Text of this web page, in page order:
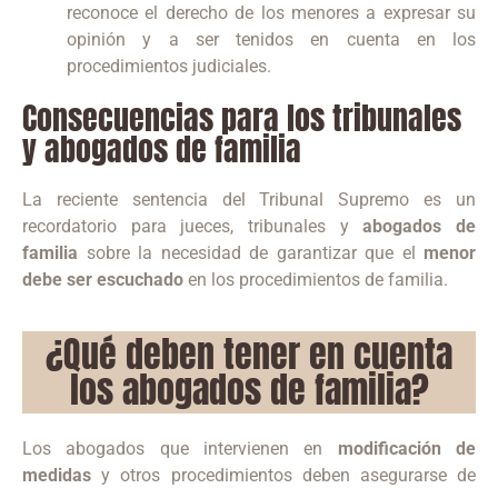
reconoce el derecho de los menores a expresar su
opinión y a ser tenidos en cuenta en los
procedimientos judiciales.
Consecuencias para los tribunales
y abogados de familia
La reciente sentencia del Tribunal Supremo es un
recordatorio para jueces, tribunales yabogados de
familia sobre la necesidad de garantizar que el menor
debe ser escuchado en los procedimientos de familia.
¿Qué deben tener en cuenta
los abogados de familia?
Los abogados que intervienen en modificación de
medidas y otros procedimientos deben asegurarse de